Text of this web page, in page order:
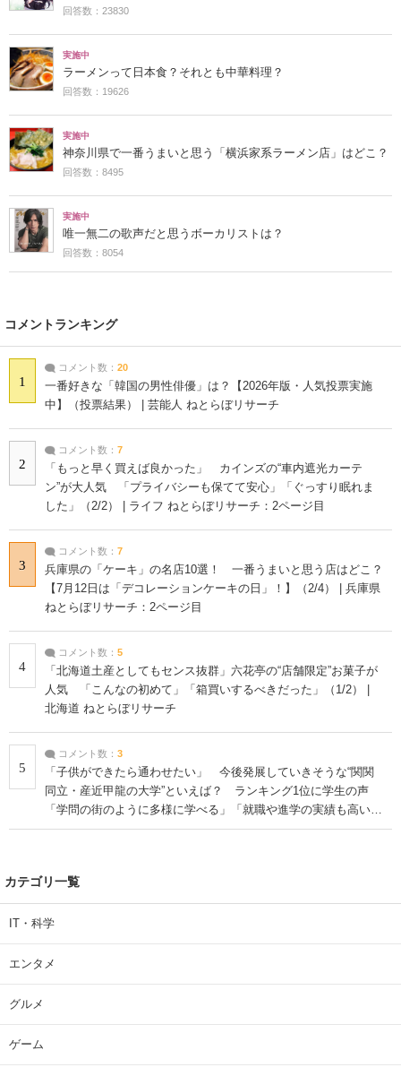
回答数：23830
実施中
ラーメンって日本食？それとも中華料理？
回答数：19626
実施中
神奈川県で一番うまいと思う「横浜家系ラーメン店」はどこ？
回答数：8495
実施中
唯一無二の歌声だと思うボーカリストは？
回答数：8054
コメントランキング
1
コメント数： 20
一番好きな「韓国の男性俳優」は？【2026年版・人気投票実施
中】（投票結果） | 芸能人 ねとらぼリサーチ
2
コメント数： 7
「もっと早く買えば良かった」 カインズの“車内遮光カーテ
ン”が大人気 「プライバシーも保てて安心」「ぐっすり眠れま
した」（2/2） | ライフ ねとらぼリサーチ：2ページ目
3
コメント数： 7
兵庫県の「ケーキ」の名店10選！ 一番うまいと思う店はどこ？
【7月12日は「デコレーションケーキの日」！】（2/4） | 兵庫県
ねとらぼリサーチ：2ページ目
4
コメント数： 5
「北海道土産としてもセンス抜群」六花亭の“店舗限定”お菓子が
人気 「こんなの初めて」「箱買いするべきだった」（1/2） |
北海道 ねとらぼリサーチ
5
コメント数： 3
「子供ができたら通わせたい」 今後発展していきそうな“関関
同立・産近甲龍の大学”といえば？ ランキング1位に学生の声
「学問の街のように多様に学べる」「就職や進学の実績も高い」
| 大学 ねとらぼリサーチ
カテゴリ一覧
IT・科学
エンタメ
グルメ
ゲーム